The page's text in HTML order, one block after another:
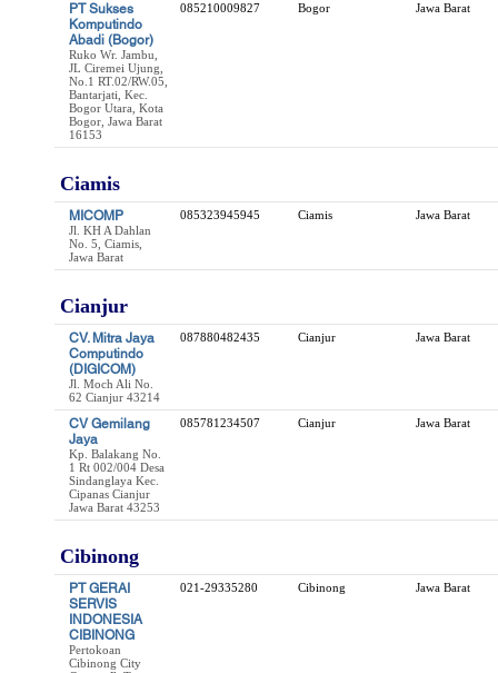
PT Sukses
Komputindo
Abadi (Bogor)
Ruko Wr. Jambu,
JL Ciremei Ujung,
No.1 RT.02/RW.05,
Bantarjati, Kec.
Bogor Utara, Kota
Bogor, Jawa Barat
16153
085210009827 Bogor Jawa Barat
Ciamis
MICOMP
Jl. KH A Dahlan
No. 5, Ciamis,
Jawa Barat
085323945945 Ciamis Jawa Barat
Cianjur
CV. Mitra Jaya
Computindo
(DIGICOM)
Jl. Moch Ali No.
62 Cianjur 43214
087880482435 Cianjur Jawa Barat
CV Gemilang
Jaya
Kp. Balakang No.
1 Rt 002/004 Desa
Sindanglaya Kec.
Cipanas Cianjur
Jawa Barat 43253
085781234507 Cianjur Jawa Barat
Cibinong
PT GERAI
SERVIS
INDONESIA
CIBINONG
Pertokoan
Cibinong City
021-29335280 Cibinong Jawa Barat